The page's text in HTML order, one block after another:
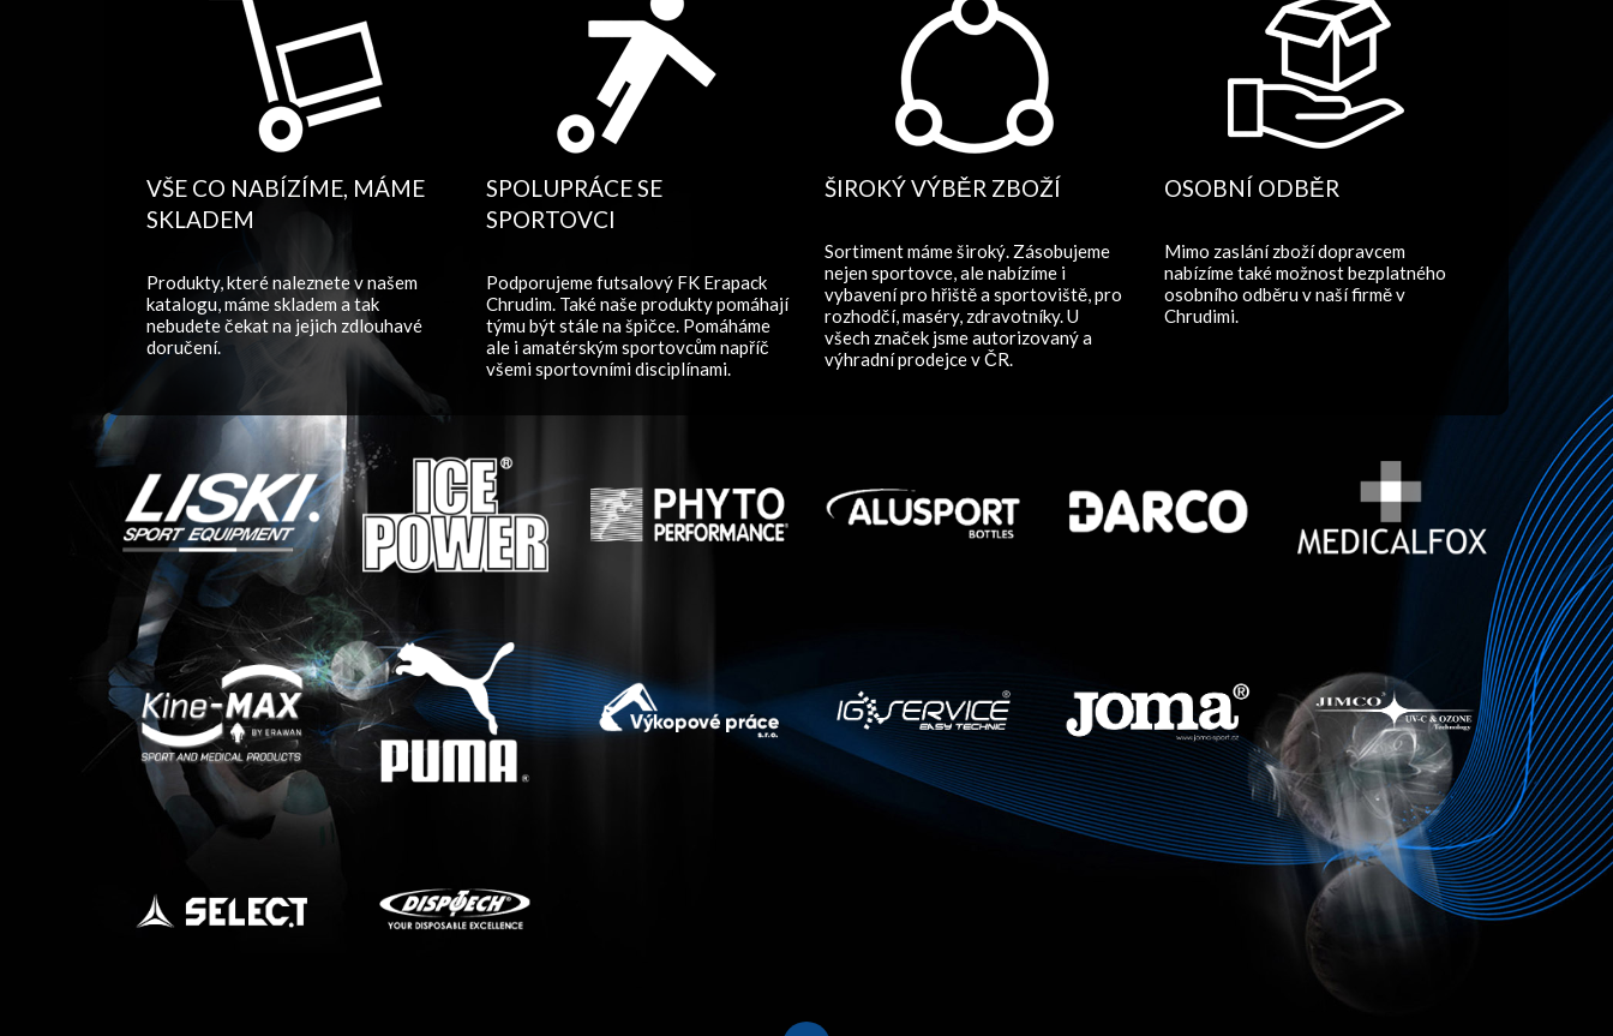
VŠE CO NABÍZÍME, MÁME
SKLADEM
Produkty, které naleznete v našem
katalogu, máme skladem a tak
nebudete čekat na jejich zdlouhavé
doručení.
SPOLUPRÁCE SE
SPORTOVCI
Podporujeme futsalový FK Erapack
Chrudim. Také naše produkty pomáhají
týmu být stále na špičce. Pomáháme
ale i amatérským sportovcům napříč
všemi sportovními disciplínami.
ŠIROKÝ VÝBĚR ZBOŽÍ
Sortiment máme široký. Zásobujeme
nejen sportovce, ale nabízíme i
vybavení pro hřiště a sportoviště, pro
rozhodčí, maséry, zdravotníky. U
všech značek jsme autorizovaný a
výhradní prodejce v ČR.
OSOBNÍ ODBĚR
Mimo zaslání zboží dopravcem
nabízíme také možnost bezplatného
osobního odběru v naší firmě v
Chrudimi.